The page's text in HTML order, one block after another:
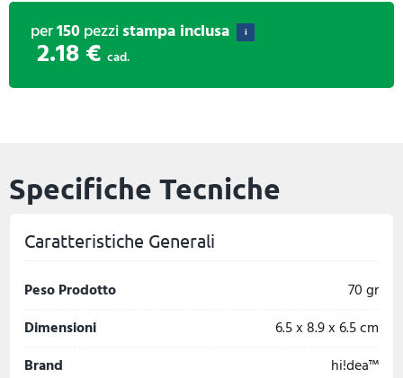
per150pezzistampa inclusa i
2.18 € cad.
Specifiche Tecniche
Caratteristiche Generali
Peso Prodotto
70 gr
Dimensioni
6.5 x 8.9 x 6.5 cm
Brand
hi!dea™